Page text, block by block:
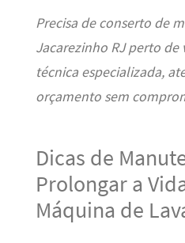
Precisa de conserto de
Jacarezinho RJ perto de
técnica especializada,
orçamento sem
Dicas de
Prolongar a
Máquina de